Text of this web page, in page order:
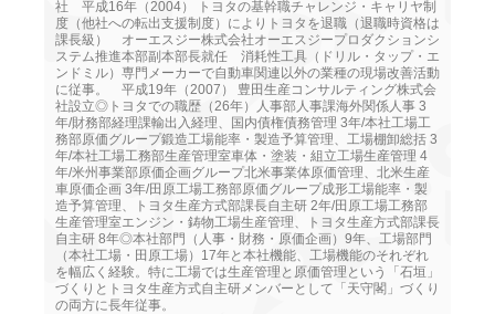
社 平成16年（2004） トヨタの基幹職チャレンジ・キャリヤ制
度（他社への転出支援制度）によりトヨタを退職（退職時資格は
課長級） オーエスジー株式会社オーエスジープロダクションシ
ステム推進本部副本部長就任 消耗性工具（ドリル・タップ・エ
ンドミル）専門メーカーで自動車関連以外の業種の現場改善活動
に従事。 平成19年（2007） 豊田生産コンサルティング株式会
社設立◎トヨタでの職歴（26年）人事部人事課海外関係人事 3
年/財務部経理課輸出入経理、国内債権債務管理 3年/本社工場工
務部原価グループ鍛造工場能率・製造予算管理、工場棚卸総括 3
年/本社工場工務部生産管理室車体・塗装・組立工場生産管理 4
年/米州事業部原価企画グループ北米事業体原価管理、北米生産
車原価企画 3年/田原工場工務部原価グループ成形工場能率・製
造予算管理、トヨタ生産方式部課長自主研 2年/田原工場工務部
生産管理室エンジン・鋳物工場生産管理、トヨタ生産方式部課長
自主研 8年◎本社部門（人事・財務・原価企画）9年、工場部門
（本社工場・田原工場）17年と本社機能、工場機能のそれぞれ
を幅広く経験。特に工場では生産管理と原価管理という「石垣」
づくりとトヨタ生産方式自主研メンバーとして「天守閣」づくり
の両方に長年従事。